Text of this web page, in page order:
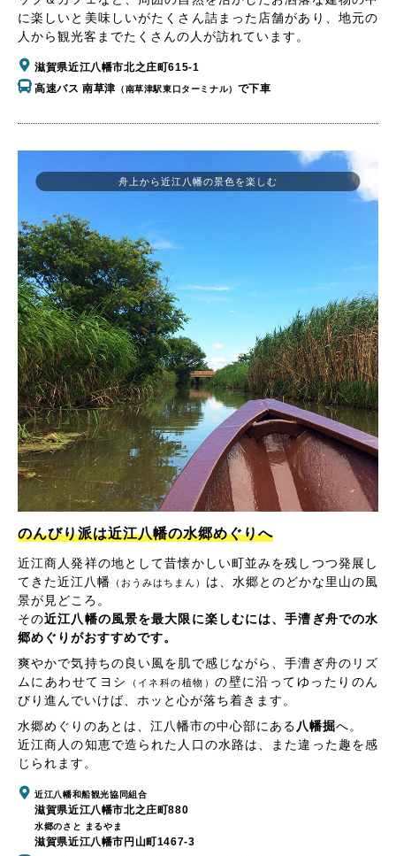
に楽しいと美味しいがたくさん詰まった店舗があり、地元の
人から観光客までたくさんの人が訪れています。
滋賀県近江八幡市北之庄町615-1
高速バス 南草津 （南草津駅東口ターミナル） で下車
のんびり派は近江八幡の水郷めぐりへ
近江商人発祥の地として昔懐かしい町並みを残しつつ発展し
てきた近江八幡 （おうみはちまん） は、水郷とのどかな里山の風
景が見どころ。
その近江八幡の風景を最大限に楽しむには、手漕ぎ舟での水
郷めぐりがおすすめです。
爽やかで気持ちの良い風を肌で感じながら、手漕ぎ舟のリズ
ムにあわせてヨシ
（イネ科の植物）の壁に沿ってゆったりのん
びり進んでいけば、ホッと心が落ち着きます。
水郷めぐりのあとは、江八幡市の中心部にある八幡掘へ。
近江商人の知恵で造られた人口の水路は、また違った趣を感
じられます。
近江八幡和船観光協同組合
滋賀県近江八幡市北之庄町880
水郷のさと まるやま
滋賀県近江八幡市円山町1467-3
舟上から近江八幡の景色を楽しむ